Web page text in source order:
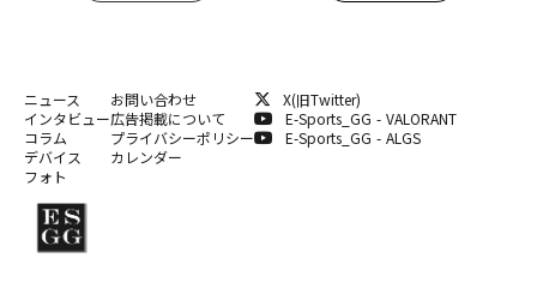
ニュース
インタビュー
コラム
デバイス
フォト
お問い合わせ
広告掲載について
プライバシーポリシー
カレンダー
X(旧Twitter)
E-Sports_GG - VALORANT
E-Sports_GG - ALGS